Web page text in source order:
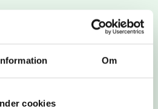
Om
cookies
assistans som
hos mig. Min
också vara tillgänglig,
kontakt med dem när jag